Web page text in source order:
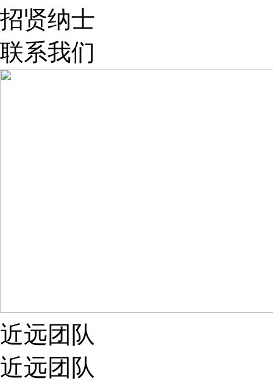
招贤纳士
联系我们
近远团队
近远团队